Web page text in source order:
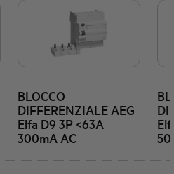
BLOCCO
DIFFERENZIALE AEG
Elfa D9 3P <63A
300mA AC